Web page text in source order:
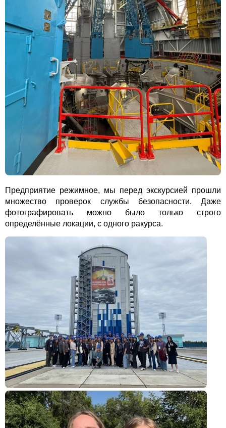
Предприятие режимное, мы перед экскурсией прошли
множество проверок службы безопасности. Даже
фотографировать можно было только строго
определённые локации, с одного ракурса.